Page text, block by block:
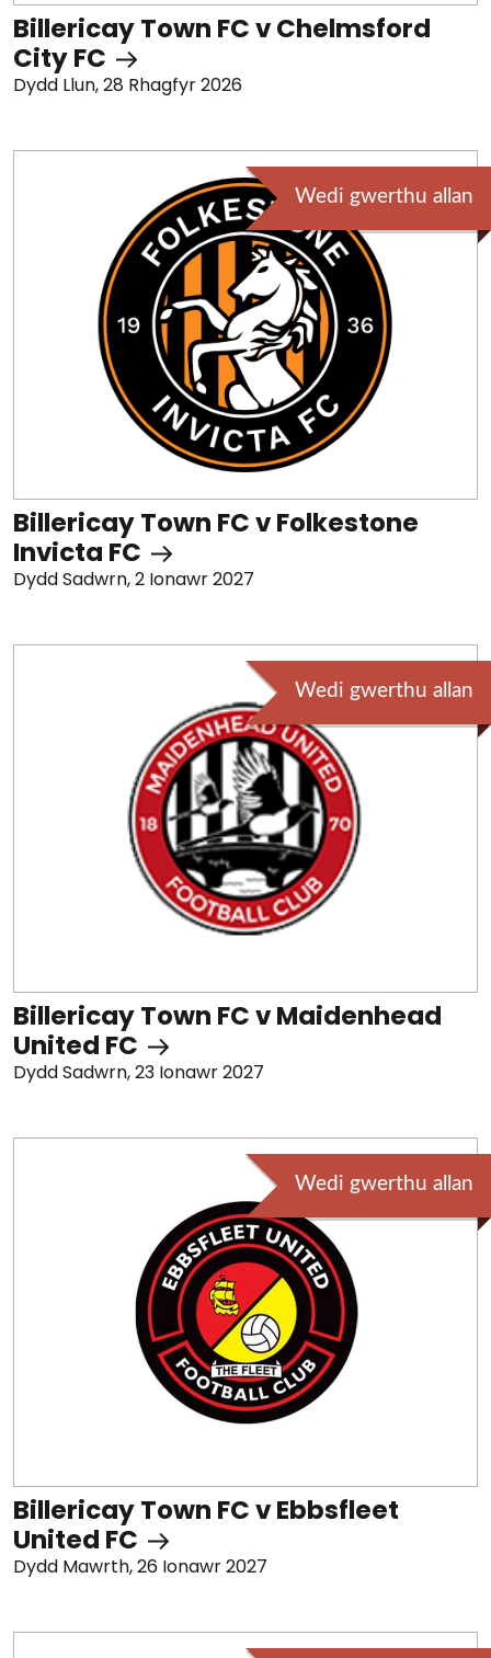
Billericay Town FC v Chelmsford
City FC
Dydd Llun, 28 Rhagfyr 2026
Wedi gwerthu allan
Billericay Town FC v Folkestone
Invicta FC
Dydd Sadwrn, 2 Ionawr 2027
Wedi gwerthu allan
Billericay Town FC v Maidenhead
United FC
Dydd Sadwrn, 23 Ionawr 2027
Wedi gwerthu allan
Billericay Town FC v Ebbsfleet
United FC
Dydd Mawrth, 26 Ionawr 2027